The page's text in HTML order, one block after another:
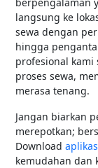
langsung ke
sewa dengan
hingga
profesional
proses sewa,
merasa tenang.
Jangan biarkan
merepotkan;
Download
kemudahan dan